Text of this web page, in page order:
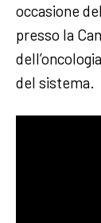
occasione
presso la
del sistema.